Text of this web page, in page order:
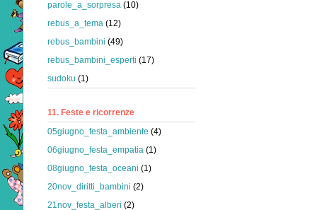
parole_a_sorpresa (10)
rebus_a_tema (12)
rebus_bambini (49)
rebus_bambini_esperti (17)
sudoku (1)
11. Feste e ricorrenze
05giugno_festa_ambiente (4)
06giugno_festa_empatia (1)
08giugno_festa_oceani (1)
20nov_diritti_bambini (2)
21nov_festa_alberi (2)